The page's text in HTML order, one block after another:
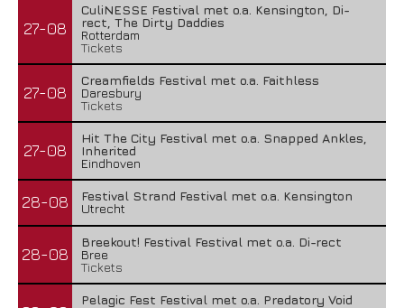
27-08
CuliNESSE Festival met o.a. Kensington, Di-
rect, The Dirty Daddies
Rotterdam
Tickets
27-08
Creamfields Festival met o.a. Faithless
Daresbury
Tickets
27-08
Hit The City Festival met o.a. Snapped Ankles,
Inherited
Eindhoven
28-08
Festival Strand Festival met o.a. Kensington
Utrecht
28-08
Breekout! Festival Festival met o.a. Di-rect
Bree
Tickets
Pelagic Fest Festival met o.a. Predatory Void